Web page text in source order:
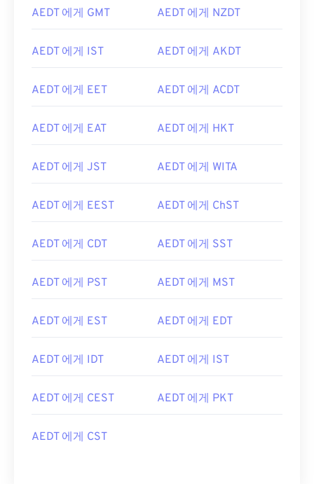
AEDT 에게 GMT AEDT 에게 NZDT
AEDT 에게 IST AEDT 에게 AKDT
AEDT 에게 EET AEDT 에게 ACDT
AEDT 에게 EAT AEDT 에게 HKT
AEDT 에게 JST AEDT 에게 WITA
AEDT 에게 EEST AEDT 에게 ChST
AEDT 에게 CDT AEDT 에게 SST
AEDT 에게 PST AEDT 에게 MST
AEDT 에게 EST AEDT 에게 EDT
AEDT 에게 IDT AEDT 에게 IST
AEDT 에게 CEST AEDT 에게 PKT
AEDT 에게 CST